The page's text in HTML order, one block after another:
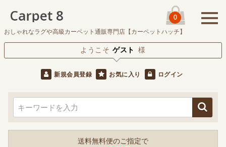
おしゃれなラグや高級カーペット通販専門店【カーペットハッチ】
0
ようこそ ゲスト 様
新規会員登録 お気に入り ログイン
送料無料便のご指定で